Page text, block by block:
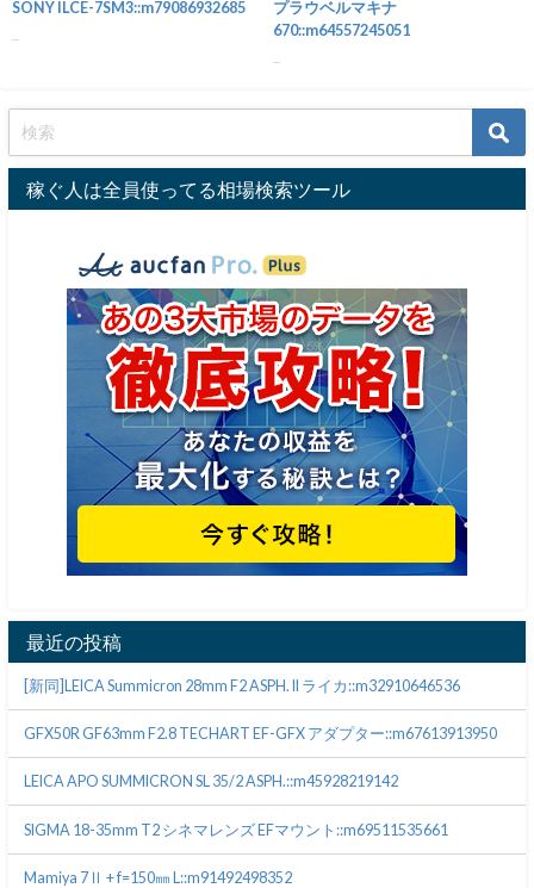
SONY ILCE-7SM3::m79086932685
プラウベルマキナ
670::m64557245051
稼ぐ人は全員使ってる相場検索ツール
最近の投稿
[新同]LEICA Summicron 28mm F2 ASPH. II ライカ::m32910646536
GFX50R GF63mm F2.8 TECHART EF-GFX アダプター::m67613913950
LEICA APO SUMMICRON SL 35/2 ASPH.::m45928219142
SIGMA 18-35mm T2 シネマレンズ EFマウント::m69511535661
Mamiya 7Ⅱ + f=150㎜ L::m91492498352